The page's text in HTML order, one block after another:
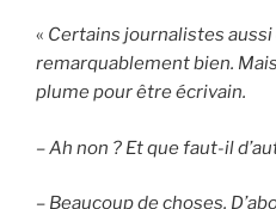
« Certains journalistes
remarquablement bien.
plume pour être écrivain.
– Ah non ? Et que faut-il
– Beaucoup de choses.